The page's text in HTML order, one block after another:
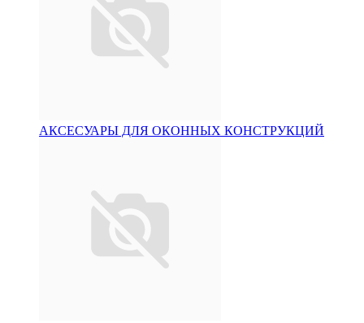
АКСЕСУАРЫ ДЛЯ ОКОННЫХ КОНСТРУКЦИЙ